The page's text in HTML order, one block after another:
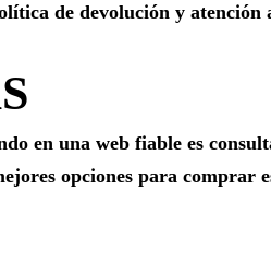
de devolución y atención
en una web fiable es
opciones para comprar